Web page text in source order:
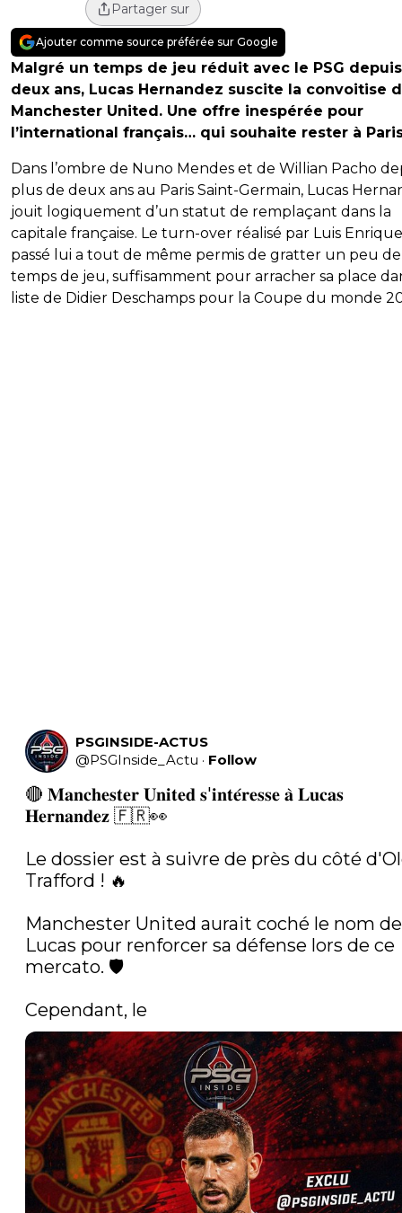
Partager sur
Ajouter comme source préférée sur Google
Malgré un temps de jeu réduit avec le PSG depuis
deux ans, Lucas Hernandez suscite la convoitise
Manchester United. Une offre inespérée pour
l’international français… qui souhaite rester à
Dans l’ombre de Nuno Mendes et de Willian Pacho
plus de deux ans au Paris Saint-Germain, Lucas
jouit logiquement d’un statut de remplaçant dans la
capitale française. Le turn-over réalisé par Luis Enrique
passé lui a tout de même permis de gratter un peu de
temps de jeu, suffisamment pour arracher sa place
liste de Didier Deschamps pour la Coupe du monde
PSGINSIDE-ACTUS
@PSGInside_Actu · Follow
🔴 𝐌𝐚𝐧𝐜𝐡𝐞𝐬𝐭𝐞𝐫 𝐔𝐧𝐢𝐭𝐞𝐝 𝐬'𝐢𝐧𝐭𝐞́𝐫𝐞𝐬𝐬𝐞 𝐚̀ 𝐋𝐮𝐜𝐚𝐬
𝐇𝐞𝐫𝐧𝐚𝐧𝐝𝐞𝐳 🇫🇷👀
Le dossier est à suivre de près du côté
Trafford ! 🔥
Manchester United aurait coché le nom de
Lucas pour renforcer sa défense lors de ce
mercato. 🛡️
Cependant, le